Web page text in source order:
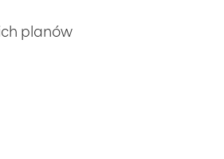
planów